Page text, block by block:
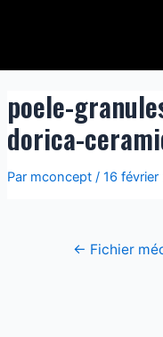
poele-
dorica-
Par mconcept / 16 février
← Fichier